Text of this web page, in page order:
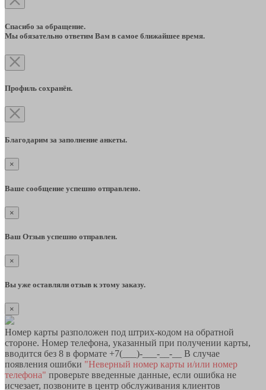
Спасибо за обращение.
Мы обязательно ответим Вам в самое ближайшее время.
Профиль сохранён.
Благодарим за заполнение анкеты.
×
Ваше сообщение успешно отправлено.
×
Ваш Отзыв успешно отправлен.
×
Вы уже оставляли отзыв к этому заказу.
×
Номер карты разположен под штрих-кодом на обратной
стороне. Номер телефона, указанный при получении карты,
вводится без 8 в формате +7(___)-___-__-__ В случае
появления ошибки "Неверный номер карты и/или номер
телефона" проверьте введенные данные, если ошибка не
исчезает, позвоните в центр обслуживания клиентов